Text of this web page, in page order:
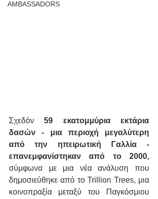
AMBASSADORS
Σχεδόν 59 εκατομμύρια εκτάρια
δασών - μια περιοχή μεγαλύτερη
από την ηπειρωτική Γαλλία -
επανεμφανίστηκαν από το 2000,
σύμφωνα με μια νέα ανάλυση που
δημοσιεύθηκε από το Trillion Trees, μια
κοινοπραξία μεταξύ του Παγκόσμιου